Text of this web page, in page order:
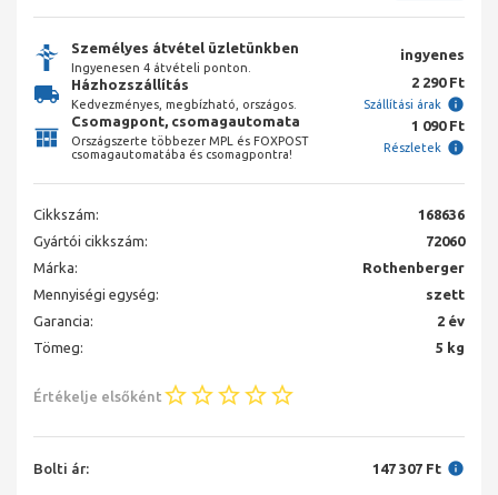
Személyes átvétel üzletünkben
Ingyenesen 4 átvételi ponton.
ingyenes
Házhozszállítás
Kedvezményes, megbízható, országos.
2 290 Ft
Szállítási árak
Csomagpont, csomagautomata
Országszerte többezer MPL és FOXPOST
csomagautomatába és csomagpontra!
1 090 Ft
Részletek
Cikkszám:
168636
Gyártói cikkszám:
72060
Márka:
Rothenberger
Mennyiségi egység:
szett
Garancia:
2 év
Tömeg:
5 kg
Értékelje elsőként
Bolti ár: 147 307 Ft